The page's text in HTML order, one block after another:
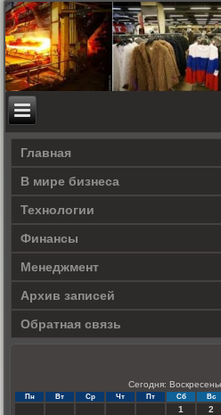
Главная
В мире бизнеса
Технологии
Финансы
Менеджмент
Архив записей
Обратная связь
Сегодня:
Пн Вт Ср Чт Пт Сб Вс
1
2